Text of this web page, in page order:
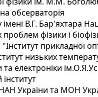
обсерваторія
В.Г. Бар'яхтара
фізики і
прикладної
низьких
та електроніки
України та МОН